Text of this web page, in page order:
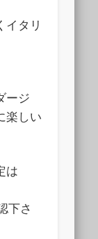
イタリ
ージ
楽しい
は
下さ